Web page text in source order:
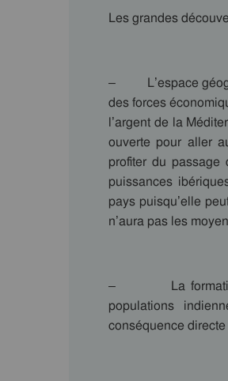
Les grandes
– L’espace
des forces
l’argent de la
ouverte pour aller
profiter du
puissances
pays puisqu’elle
n’aura pas les
– La formation
populations
conséquence